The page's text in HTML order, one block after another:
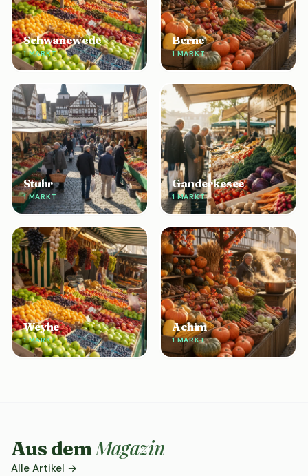
Schwanewede
1 MARKT
Berne
1 MARKT
Stuhr
1 MARKT
Ganderkesee
1 MARKT
Weyhe
1 MARKT
Achim
1 MARKT
Aus demMagazin
Alle Artikel →